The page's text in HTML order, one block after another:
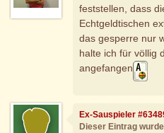
feststellen, dass
Echtgeldtischen
das gesperre nur
halte ich für völlig
angefangen
Ex-Sauspieler
Dieser Eintrag